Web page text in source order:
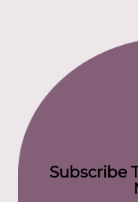
Subscribe